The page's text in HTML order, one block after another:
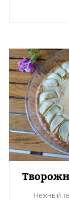
Нежный